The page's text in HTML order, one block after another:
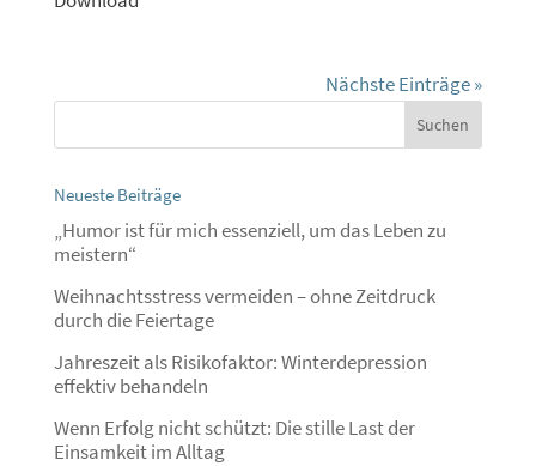
Nächste Einträge »
Neueste Beiträge
„Humor ist für mich essenziell, um das Leben zu
meistern“
Weihnachtsstress vermeiden – ohne Zeitdruck
durch die Feiertage
Jahreszeit als Risikofaktor: Winterdepression
effektiv behandeln
Wenn Erfolg nicht schützt: Die stille Last der
Einsamkeit im Alltag